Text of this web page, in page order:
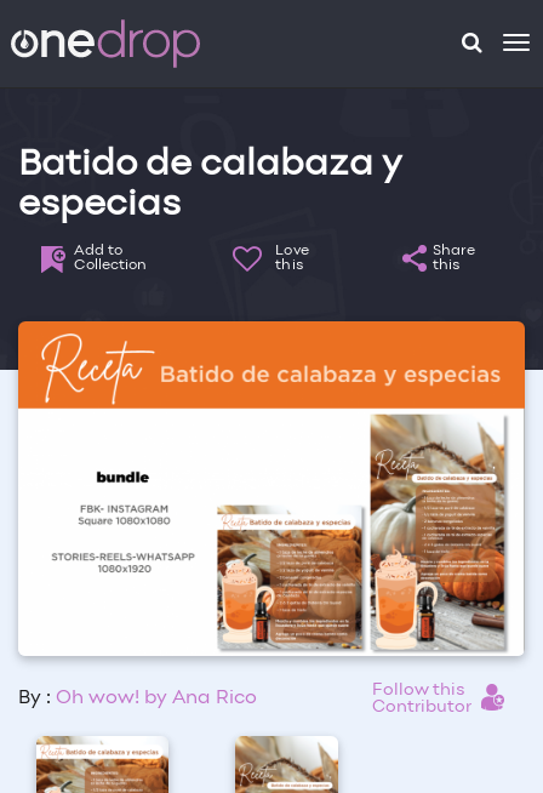
Batido de calabaza y
especias
Add to
Collection
Love
this
Share
this
By : Oh wow! by Ana Rico
Follow this
Contributor